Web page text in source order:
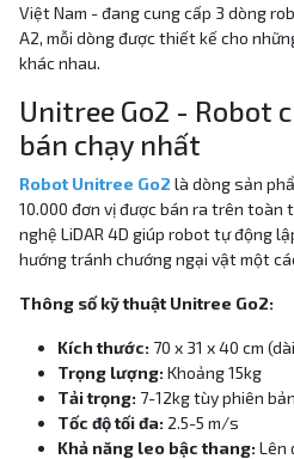
Việt Nam - đang cung cấp 3 dòng
A2, mỗi dòng được thiết kế cho
khác nhau.
Unitree Go2 - Robot
bán chạy nhất
Robot Unitree Go2là dòng sản
10.000 đơn vị được bán ra trên toàn
nghệ LiDAR 4D giúp robot tự động
hướng tránh chướng ngại vật một
Thông số kỹ thuật Unitree Go2:
Kích thước: 70 x 31 x 40 cm
Trọng lượng: Khoảng 15kg
Tải trọng: 7-12kg tùy phiên bản
Tốc độ tối đa: 2.5-5 m/s
Khả năng leo bậc thang: Lên